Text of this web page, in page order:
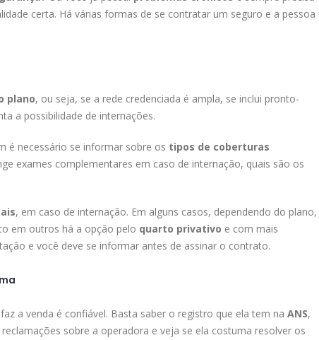
certa. Há várias formas de se contratar um seguro e a pessoa
plano, ou seja, se a rede credenciada é ampla, se inclui pronto-
a possibilidade de internações.
é necessário se informar sobre os tipos de coberturas
exames complementares em caso de internação, quais são os
, em caso de internação. Em alguns casos, dependendo do plano,
em outros há a opção pelo quarto privativo e com mais
e você deve se informar antes de assinar o contrato.
a venda é confiável. Basta saber o registro que ela tem na ANS,
sobre a operadora e veja se ela costuma resolver os